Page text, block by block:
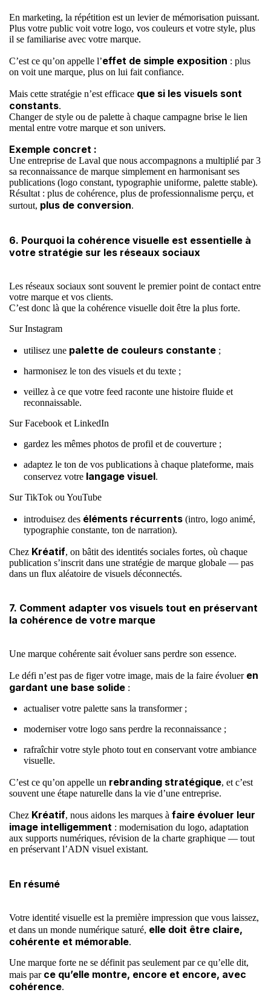
En marketing, la répétition est un levier de mémorisation puissant.
Plus votre public voit votre logo, vos couleurs et votre style, plus
il se familiarise avec votre marque.
C’est ce qu’on appelle l’effet de simple exposition : plus
on voit une marque, plus on lui fait confiance.
Mais cette stratégie n’est efficace que si les visuels sont
constants.
Changer de style ou de palette à chaque campagne brise le lien
mental entre votre marque et son univers.
Exemple concret :
Une entreprise de Laval que nous accompagnons a multiplié par 3
sa reconnaissance de marque simplement en harmonisant ses
publications (logo constant, typographie uniforme, palette stable).
Résultat : plus de cohérence, plus de professionnalisme perçu, et
surtout, plus de conversion.
6. Pourquoi la cohérence visuelle est essentielle à
votre stratégie sur les réseaux sociaux
Les réseaux sociaux sont souvent le premier point de contact entre
votre marque et vos clients.
C’est donc là que la cohérence visuelle doit être la plus forte.
Sur Instagram
utilisez une palette de couleurs constante ;
harmonisez le ton des visuels et du texte ;
veillez à ce que votre feed raconte une histoire fluide et
reconnaissable.
Sur Facebook et LinkedIn
gardez les mêmes photos de profil et de couverture ;
adaptez le ton de vos publications à chaque plateforme, mais
conservez votre langage visuel.
Sur TikTok ou YouTube
introduisez des éléments récurrents (intro, logo animé,
typographie constante, ton de narration).
Chez Kréatif, on bâtit des identités sociales fortes, où chaque
publication s’inscrit dans une stratégie de marque globale — pas
dans un flux aléatoire de visuels déconnectés.
7. Comment adapter vos visuels tout en préservant
la cohérence de votre marque
Une marque cohérente sait évoluer sans perdre son essence.
Le défi n’est pas de figer votre image, mais de la faire évoluer en
gardant une base solide :
actualiser votre palette sans la transformer ;
moderniser votre logo sans perdre la reconnaissance ;
rafraîchir votre style photo tout en conservant votre ambiance
visuelle.
C’est ce qu’on appelle un rebranding stratégique, et c’est
souvent une étape naturelle dans la vie d’une entreprise.
Chez Kréatif, nous aidons les marques à faire évoluer leur
image intelligemment : modernisation du logo, adaptation
aux supports numériques, révision de la charte graphique — tout
en préservant l’ADN visuel existant.
En résumé
Votre identité visuelle est la première impression que vous laissez,
et dans un monde numérique saturé, elle doit être claire,
cohérente et mémorable.
Une marque forte ne se définit pas seulement par ce qu’elle dit,
mais par ce qu’elle montre, encore et encore, avec
cohérence.